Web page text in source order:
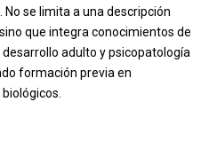
se limita a una descripción
que integra conocimientos de
adulto y psicopatología
formación previa en